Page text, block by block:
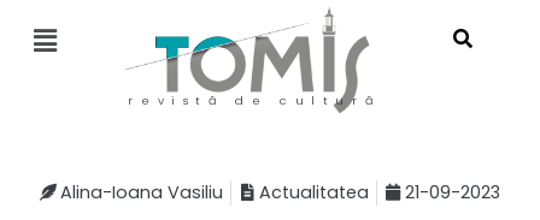
revistă de cultură
Alina-Ioana Vasiliu Actualitatea 21-09-2023